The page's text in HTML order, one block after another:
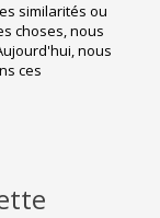
similarités ou
choses, nous
nous
ces